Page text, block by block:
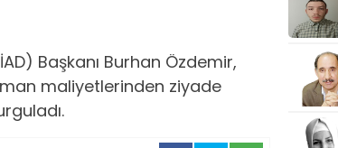
Başkanı Burhan Özdemir,
maliyetlerinden ziyade